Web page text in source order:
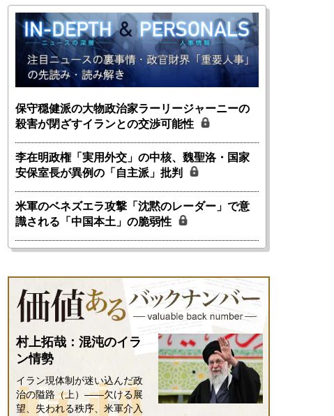
保守穏健派の大物政治家ラーリージャーニーの
殺害が閉ざすイランとの交渉可能性
李在明政権「実用外交」の中核、魏聖洛・国家
安保室長が異例の「自主派」批判
米軍のベネズエラ攻撃「沈黙のレーダー」で意
識される「中国本土」の脆弱性
村上拓哉：混沌のイラ
ン情勢
イラン現体制が迷い込んだ政
治の隘路（上）――欠ける展
望、失われる秩序、米軍介入